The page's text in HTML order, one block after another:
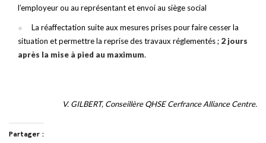
l’employeur ou au représentant et envoi au siège social
La réaffectation suite aux mesures prises pour faire cesser la
situation et permettre la reprise des travaux réglementés ; 2 jours
après la mise à pied au maximum.
V. GILBERT, Conseillère QHSE Cerfrance Alliance Centre.
Partager :